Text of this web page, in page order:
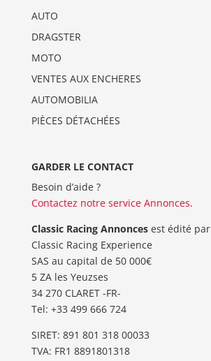
AUTO
DRAGSTER
MOTO
VENTES AUX ENCHERES
AUTOMOBILIA
PIÈCES DÉTACHÉES
GARDER LE CONTACT
Besoin d’aide ?
Contactez notre service Annonces.
Classic Racing Annoncesest édité par
Classic Racing Experience
SAS au capital de 50 000€
5 ZA les Yeuzses
34 270 CLARET -FR-
Tel: ‭+33 499 666 724‬
SIRET: 891 801 318 00033
TVA: FR1 8891801318